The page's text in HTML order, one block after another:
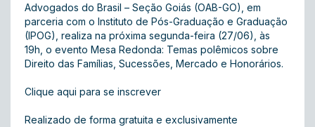
Advogados do Brasil – Seção Goiás (OAB-GO), em
parceria com o Instituto de Pós-Graduação e Graduação
(IPOG), realiza na próxima segunda-feira (27/06), às
19h, o evento Mesa Redonda: Temas polêmicos sobre
Direito das Famílias, Sucessões, Mercado e Honorários.
Clique aqui para se inscrever
Realizado de forma gratuita e exclusivamente